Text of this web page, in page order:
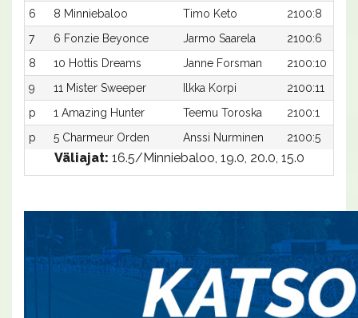
6
8 Minniebaloo Timo Keto
2100:8
7
6 Fonzie Beyonce Jarmo Saarela
2100:6
8
10 Hottis Dreams Janne Forsman
2100:10
9
11 Mister Sweeper Ilkka Korpi
2100:11
p
1 Amazing Hunter Teemu Toroska
2100:1
p
5 Charmeur Orden Anssi Nurminen 2100:5
Väliajat: 16.5/Minniebaloo, 19.0, 20.0, 15.0